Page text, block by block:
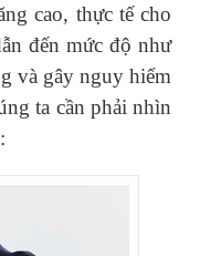
cao, thực tế cho
đến mức độ như
và gây nguy hiểm
ta cần phải nhìn